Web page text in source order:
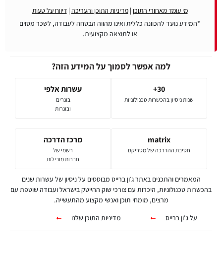
מי עומד מאחורי התוכן |מדיניות התוכן והעריכה |דיווח על טעות
*המידע נועד להכוונה כללית ואינו מהווה הבטחה לעבודה, לשכר מסוים
או לתוצאה מקצועית.
למה אפשר לסמוך על המידע הזה?
30+
שנות ניסיון בהכשרות טכנולוגיות
עשרות אלפי
בוגרים
ובוגרות
matrix
חטיבת ההדרכה של מטריקס
מרכז הדרכה
רשמי של
חברות מובילות
המאמרים והתכנים באתר ג׳ון ברייס מבוססים על ניסיון של עשרות שנים
בהכשרות טכנולוגיות, היכרות עם צורכי שוק ההייטק בישראל ועבודה שוטפת עם
מרצים, מומחי תוכן ואנשי מקצוע מהתעשייה.
על ג'ון ברייס
מדיניות התוכן שלנו